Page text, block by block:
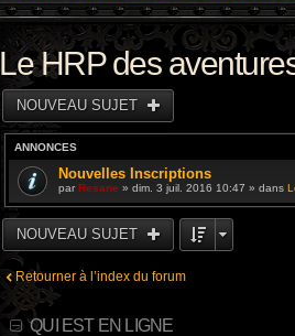
Le HRP des
NOUVEAU SUJET
ANNONCES
Nouvelles Inscriptions
parResane » dim. 3 juil. 2016 10:47 » dans
NOUVEAU SUJET
Retourner à l’index du forum
QUI EST EN LIGNE